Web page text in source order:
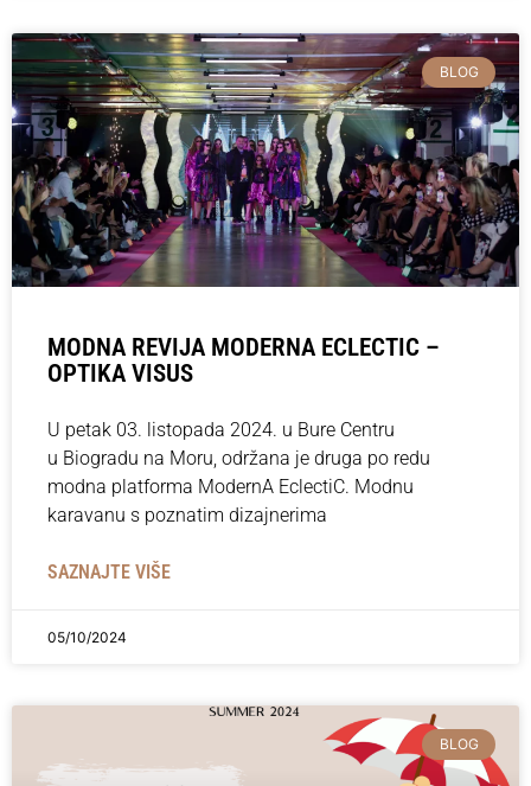
BLOG
MODNA REVIJA MODERNA ECLECTIC –
OPTIKA VISUS
U petak 03. listopada 2024. u Bure Centru
u Biogradu na Moru, održana je druga po redu
modna platforma ModernA EclectiC. Modnu
karavanu s poznatim dizajnerima
SAZNAJTE VIŠE
05/10/2024
BLOG